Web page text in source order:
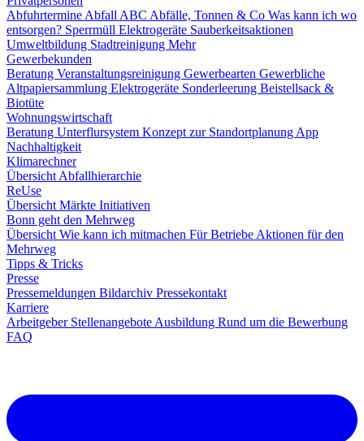
Abfuhrtermine Abfall ABC Abfälle, Tonnen & Co Was kann ich wo
entsorgen? Sperrmüll Elektrogeräte Sauberkeitsaktionen
Umweltbildung Stadtreinigung Mehr
Gewerbekunden
Beratung Veranstaltungsreinigung Gewerbearten Gewerbliche
Altpapiersammlung Elektrogeräte Sonderleerung Beistellsack &
Biotüte
Wohnungswirtschaft
Beratung Unterflursystem Konzept zur Standortplanung App
Nachhaltigkeit
Klimarechner
Übersicht Abfallhierarchie
ReUse
Übersicht Märkte Initiativen
Bonn geht den Mehrweg
Übersicht Wie kann ich mitmachen Für Betriebe Aktionen für den
Mehrweg
Tipps & Tricks
Presse
Pressemeldungen Bildarchiv Pressekontakt
Karriere
Arbeitgeber Stellenangebote Ausbildung Rund um die Bewerbung
FAQ